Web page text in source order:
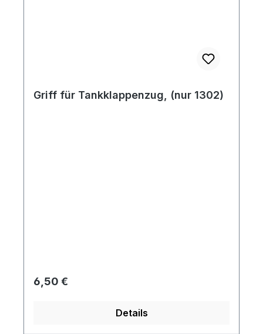
Griff für Tankklappenzug, (nur 1302)
Regulärer Preis:
6,50 €
Details